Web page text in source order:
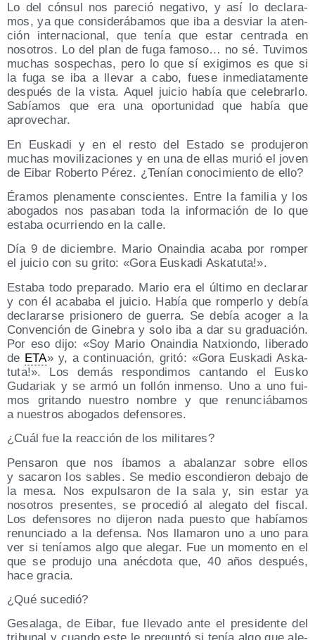
Lo del cón­sul nos pare­ció nega­ti­vo, y así lo decla­ra­
mos, ya que con­si­de­rá­ba­mos que iba a des­viar la aten­
ción inter­na­cio­nal, que tenía que estar cen­tra­da en
noso­tros. Lo del plan de fuga famo­so… no sé. Tuvi­mos
muchas sos­pe­chas, pero lo que sí exi­gi­mos es que si
la fuga se iba a lle­var a cabo, fue­se inme­dia­ta­men­te
des­pués de la vis­ta. Aquel jui­cio había que cele­brar­lo.
Sabía­mos que era una opor­tu­ni­dad que había que
aprovechar.
En Eus­ka­di y en el res­to del Esta­do se pro­du­je­ron
muchas movi­li­za­cio­nes y en una de ellas murió el joven
de Eibar Rober­to Pérez. ¿Tenían cono­ci­mien­to de ello?
Éra­mos ple­na­men­te cons­cien­tes. Entre la fami­lia y los
abo­ga­dos nos pasa­ban toda la infor­ma­ción de lo que
esta­ba ocu­rrien­do en la calle.
Día 9 de diciem­bre. Mario Onain­dia aca­ba por rom­per
el jui­cio con su gri­to: «Gora Eus­ka­di Askatuta!».
Esta­ba todo pre­pa­ra­do. Mario era el últi­mo en decla­rar
y con él aca­ba­ba el jui­cio. Había que rom­per­lo y debía
decla­rar­se pri­sio­ne­ro de gue­rra. Se debía aco­ger a la
Con­ven­ción de Gine­bra y solo iba a dar su gra­dua­ción.
Por eso dijo: «Soy Mario Onain­dia Natxion­do, libe­ra­do
de ETA» y, a con­ti­nua­ción, gri­tó: «Gora Eus­ka­di Aska­
tu­ta!». Los demás res­pon­di­mos can­tan­do el Eus­ko
Guda­riak y se armó un follón inmen­so. Uno a uno fui­
mos gri­tan­do nues­tro nom­bre y que renun­ciá­ba­mos
a nues­tros abo­ga­dos defensores.
¿Cuál fue la reac­ción de los militares?
Pen­sa­ron que nos íba­mos a aba­lan­zar sobre ellos
y saca­ron los sables. Se medio escon­die­ron deba­jo de
la mesa. Nos expul­sa­ron de la sala y, sin estar ya
noso­tros pre­sen­tes, se pro­ce­dió al ale­ga­to del fis­cal.
Los defen­so­res no dije­ron nada pues­to que había­mos
renun­cia­do a la defen­sa. Nos lla­ma­ron uno a uno para
ver si tenía­mos algo que ale­gar. Fue un momen­to en el
que se pro­du­jo una anéc­do­ta que, 40 años des­pués,
hace gracia.
¿Qué suce­dió?
Gesa­la­ga, de Eibar, fue lle­va­do ante el pre­si­den­te del